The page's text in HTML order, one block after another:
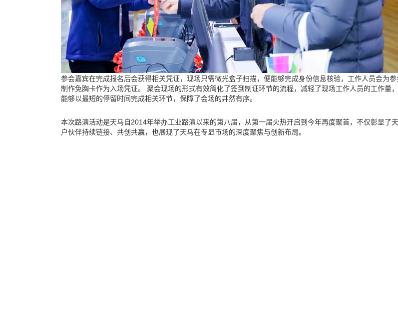
参会嘉宾在完成报名后会获得相关凭证，现场只需微光盒子扫描，便能够完成身份信息核验，工作人员会为
制作免胸卡作为入场凭证。 聚会现场的形式有效简化了签到制证环节的流程，减轻了现场工作人员的工作量
能够以最短的停留时间完成相关环节，保障了会场的井然有序。
本次路演活动是天马自2014年举办工业路演以来的第八届，从第一届火热开启到今年再度聚首，不仅彰显了
户伙伴持续链接、共创共赢，也展现了天马在专显市场的深度聚焦与创新布局。